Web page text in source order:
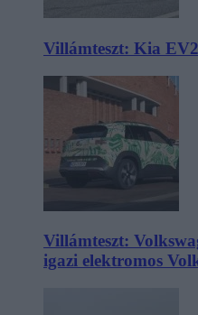
Villámteszt: Kia EV2
Villámteszt:
igazi elektromos